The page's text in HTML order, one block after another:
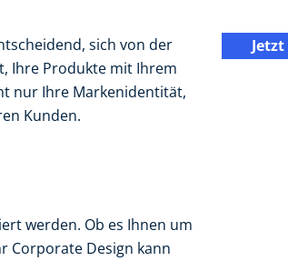
sich von der
Ihre Produkte mit Ihrem
nur Ihre Markenidentität,
Kunden.
werden. Ob es Ihnen um
Corporate Design kann